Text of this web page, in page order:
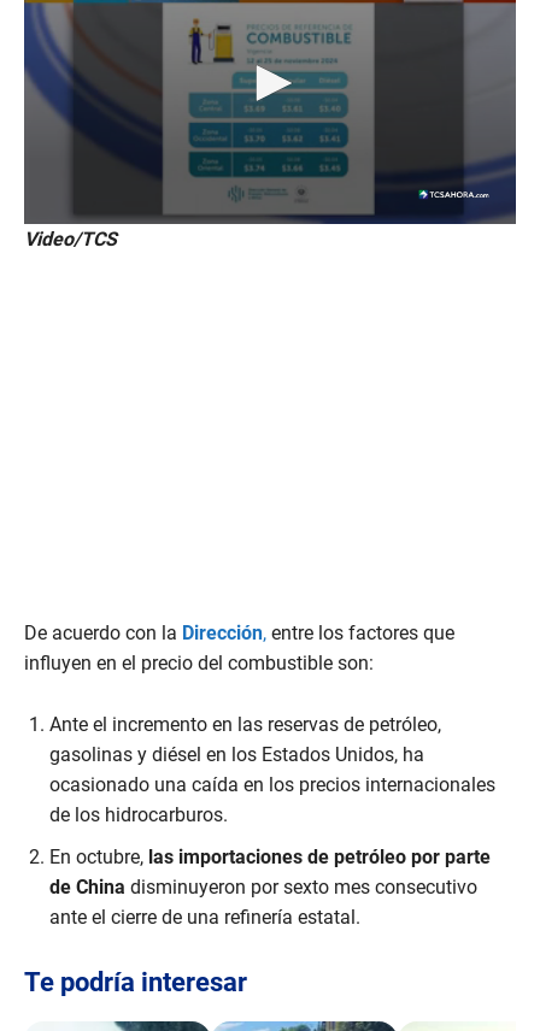
0
s
c
o
n
s
Video/TCS
De acuerdo con la Dirección, entre los factores que
influyen en el precio del combustible son:
Ante el incremento en las reservas de petróleo,
gasolinas y diésel en los Estados Unidos, ha
ocasionado una caída en los precios internacionales
de los hidrocarburos.
En octubre, las importaciones de petróleo por parte
de China disminuyeron por sexto mes consecutivo
ante el cierre de una refinería estatal.
Te podría interesar